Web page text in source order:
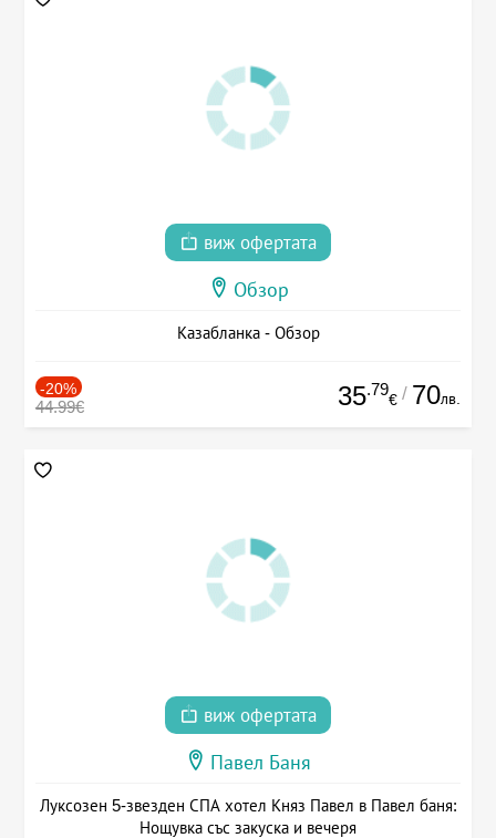
виж офертата
Обзор
Казабланка - Обзор
-20%
44.99€ 35.79
€ / 70лв.
виж офертата
Павел Баня
Луксозен 5-звезден СПА хотел Княз Павел в Павел баня:
Нощувка със закуска и вечеря